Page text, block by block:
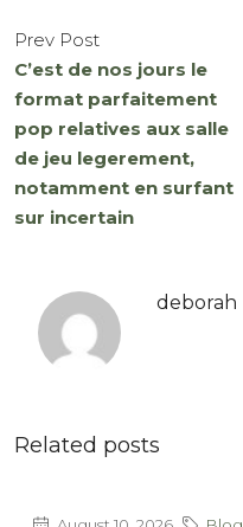
Prev Post
C’est de nos jours le
format parfaitement
pop relatives aux salle
de jeu legerement,
notamment en surfant
sur incertain
deborah
Related posts